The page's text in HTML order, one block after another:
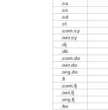
.ca
.cc
.cd
.cl
.com.cy
.net.cy
.dj
.dk
.com.do
.net.do
.org.do
.fi
.com.fj
.net.fj
.org.fj
.fm